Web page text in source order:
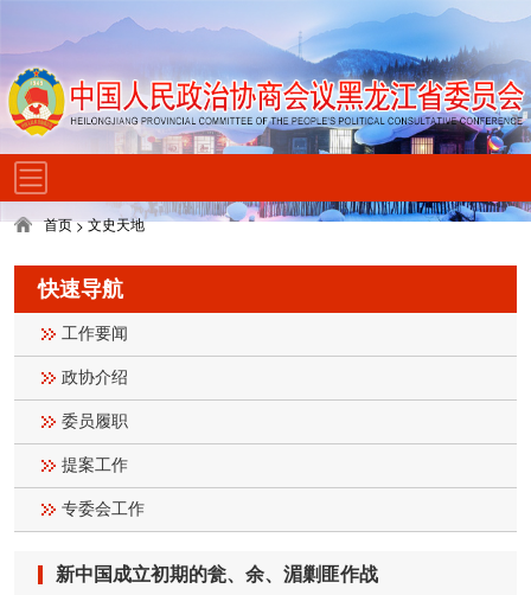
首页>文史天地
快速导航
工作要闻
政协介绍
委员履职
提案工作
专委会工作
新中国成立初期的瓮、余、湄剿匪作战